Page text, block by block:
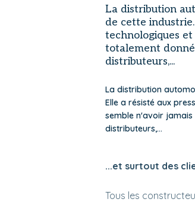
La distribution
de cette
technologiques
totalement
distributeurs,...
La distribution
Elle a résisté aux
semble n'avoir
distributeurs,...
...et surtout des
Tous les